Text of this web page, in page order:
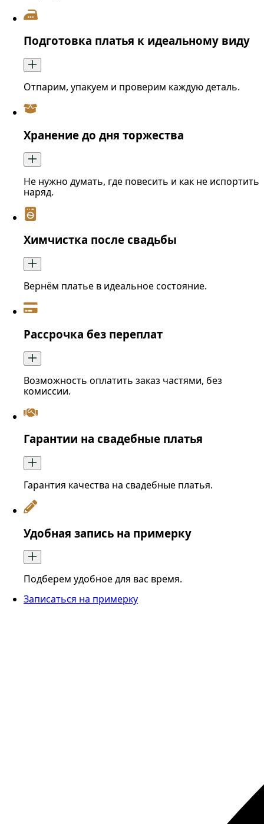
Подготовка платья к идеальному виду
Отпарим, упакуем и проверим каждую деталь.
Хранение до дня торжества
Не нужно думать, где повесить и как не испортить
наряд.
Химчистка после свадьбы
Вернём платье в идеальное состояние.
Рассрочка без переплат
Возможность оплатить заказ частями, без
комиссии.
Гарантии на свадебные платья
Гарантия качества на свадебные платья.
Удобная запись на примерку
Подберем удобное для вас время.
Записаться на примерку